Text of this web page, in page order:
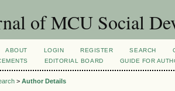
of MCU Social
ABOUT LOGIN REGISTER SEARCH
EDITORIAL BOARD GUIDE FOR
> Author Details